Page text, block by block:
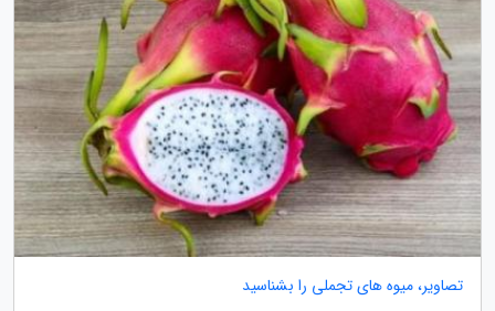
تصاویر، میوه های تجملی را بشناسید